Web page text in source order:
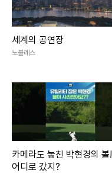
세계의 공연장
노블레스
카메라도 놓친 박현경의 볼!
어디로 갔지?